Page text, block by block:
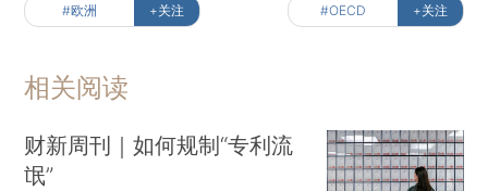
#欧洲 +关注 #OECD +关注
相关阅读
财新周刊｜如何规制“专利流
氓”